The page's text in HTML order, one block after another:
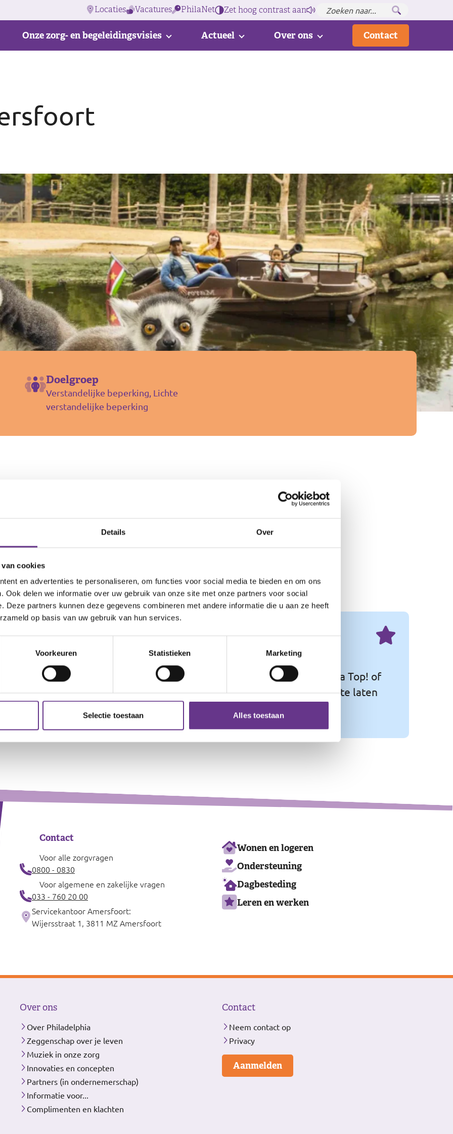
Details Over
cookies
en advertenties te personaliseren, om functies voor social media te bieden en om ons
Ook delen we informatie over uw gebruik van onze site met onze partners voor social
Deze partners kunnen deze gegevens combineren met andere informatie die u aan ze heeft
op basis van uw gebruik van hun services.
Voorkeuren Statistieken Marketing
Selectie toestaan Alles toestaan
Locaties Vacatures PhilaNet Zet hoog contrast aan
Onze zorg- en begeleidingsvisies Actueel Over ons Contact
Doelgroep
Verstandelijke beperking, Lichte
verstandelijke beperking
94,1%
van de cliënten geeft aan dat Philadelphia Top! of
Goed helpt om hen het beste uit zichzelf te laten
Leaflet|©OpenStreetMapcontributors
Contact
Voor alle zorgvragen
0800 - 0830
Voor algemene en zakelijke vragen
033 - 760 20 00
Servicekantoor Amersfoort:
Wijersstraat 1, 3811 MZ Amersfoort
Ons
aanbod
Wonen en logeren
Ondersteuning
Dagbesteding
Leren en werken
Over ons
Over Philadelphia
Zeggenschap over je leven
Muziek in onze zorg
Innovaties en concepten
Partners (in ondernemerschap)
Informatie voor...
Complimenten en klachten
Contact
Neem contact op
Privacy
Aanmelden